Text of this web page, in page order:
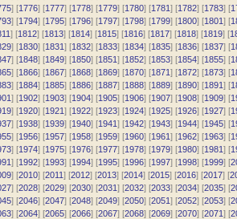
] [1776] [1777] [1778] [1779] [1780] [1781] [1782] [1783] [
] [1794] [1795] [1796] [1797] [1798] [1799] [1800] [1801] [
] [1812] [1813] [1814] [1815] [1816] [1817] [1818] [1819] [
] [1830] [1831] [1832] [1833] [1834] [1835] [1836] [1837] [
] [1848] [1849] [1850] [1851] [1852] [1853] [1854] [1855] [
] [1866] [1867] [1868] [1869] [1870] [1871] [1872] [1873] [
] [1884] [1885] [1886] [1887] [1888] [1889] [1890] [1891] [
] [1902] [1903] [1904] [1905] [1906] [1907] [1908] [1909] [
] [1920] [1921] [1922] [1923] [1924] [1925] [1926] [1927] [
] [1938] [1939] [1940] [1941] [1942] [1943] [1944] [1945] [
] [1956] [1957] [1958] [1959] [1960] [1961] [1962] [1963] [
] [1974] [1975] [1976] [1977] [1978] [1979] [1980] [1981] [
] [1992] [1993] [1994] [1995] [1996] [1997] [1998] [1999] [
] [2010] [2011] [2012] [2013] [2014] [2015] [2016] [2017] [
] [2028] [2029] [2030] [2031] [2032] [2033] [2034] [2035] [
] [2046] [2047] [2048] [2049] [2050] [2051] [2052] [2053] [
] [2064] [2065] [2066] [2067] [2068] [2069] [2070] [2071] [